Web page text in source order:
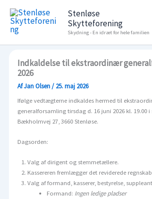
indholdet
Stenløse
Skytteforening
Skydning - En idræt for hele familien
Indkaldelse til ekstraordinær
2026
AfJan Olsen/ 25. maj 2026
Ifølge vedtægterne indkaldes hermed til
generalforsamling tirsdag d. 16 juni 2026 kl. 19.00 i
Bækholmvej 27, 3660 Stenløse.
Dagsorden:
Valg af dirigent og stemmetællere.
Kassereren fremlægger det reviderede
Valg af formand, kasserer, bestyrelse,
Formand: Ingen ledige pladser